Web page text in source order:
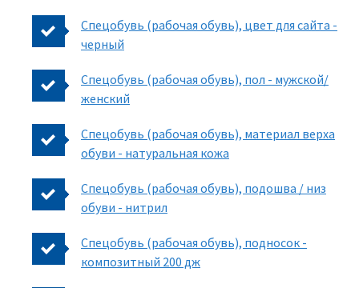
Спецобувь (рабочая обувь), цвет для сайта -
черный
Спецобувь (рабочая обувь), пол - мужской/
женский
Спецобувь (рабочая обувь), материал верха
обуви - натуральная кожа
Спецобувь (рабочая обувь), подошва / низ
обуви - нитрил
Спецобувь (рабочая обувь), подносок -
композитный 200 дж